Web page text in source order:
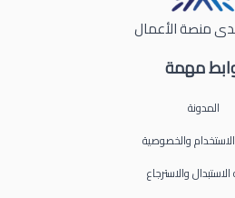
مهمة
المدونة
والخصوصية
والاسترجاع
منصة الأعمال